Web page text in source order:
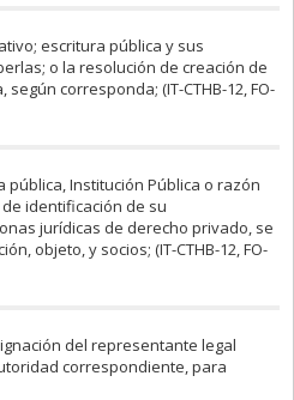
escritura pública y sus
o la resolución de creación de
corresponda; (IT-CTHB-12, FO-
Institución Pública o razón
identificación de su
jurídicas de derecho privado, se
objeto, y socios; (IT-CTHB-12, FO-
del representante legal
correspondiente, para